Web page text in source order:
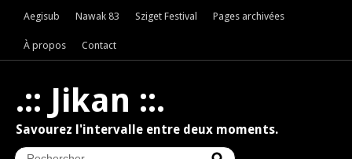
Aegisub Nawak 83 Sziget Festival Pages archivées
À propos Contact
.:: Jikan ::.
Savourez l'intervalle entre deux moments.